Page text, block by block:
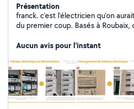
Présentation
franck. c'est l'électricien qu'on
du premier coup. Basés à Roubaix,
on nettoie derrière nous.
Aucun avis pour l'instant